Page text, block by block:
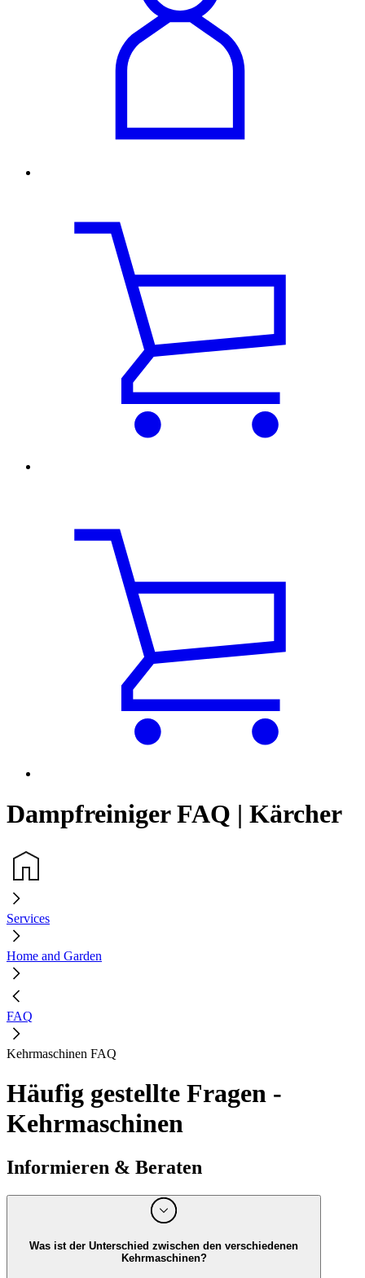
Dampfreiniger FAQ | Kärcher
Services
Home and Garden
FAQ
Kehrmaschinen FAQ
Häufig gestellte Fragen -
Kehrmaschinen
Informieren & Beraten
Was ist der Unterschied zwischen den verschiedenen
Kehrmaschinen?